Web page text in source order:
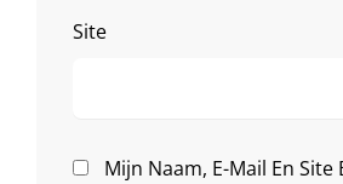
Site
Mijn Naam, E-Mail En Site